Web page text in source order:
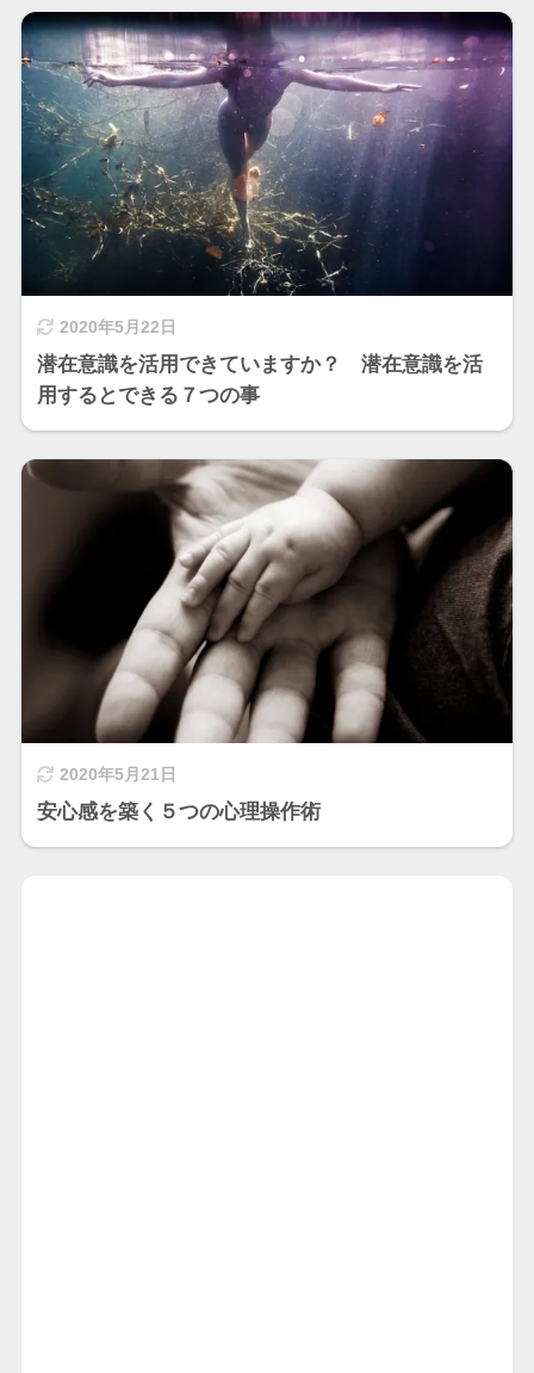
2020年5月22日
潜在意識を活用できていますか？ 潜在意識を活
用するとできる７つの事
2020年5月21日
安心感を築く５つの心理操作術